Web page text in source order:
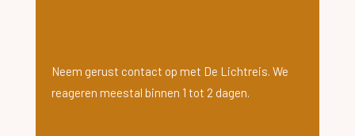
Neem gerust contact op met De Lichtreis. We
reageren meestal binnen 1 tot 2 dagen.